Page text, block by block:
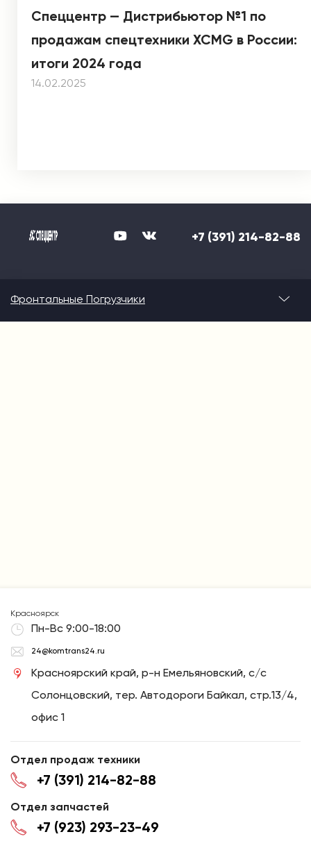
Спеццентр — Дистрибьютор №1 по
продажам спецтехники XCMG в России:
итоги 2024 года
14.02.2025
+7 (391) 214-82-88
Фронтальные Погрузчики
Красноярск
Пн-Вс 9:00-18:00
24@komtrans24.ru
Красноярский край, р-н Емельяновский, с/с
Солонцовский, тер. Автодороги Байкал, стр.13/4,
офис 1
Отдел продаж техники
+7 (391) 214-82-88
Отдел запчастей
+7 (923) 293-23-49